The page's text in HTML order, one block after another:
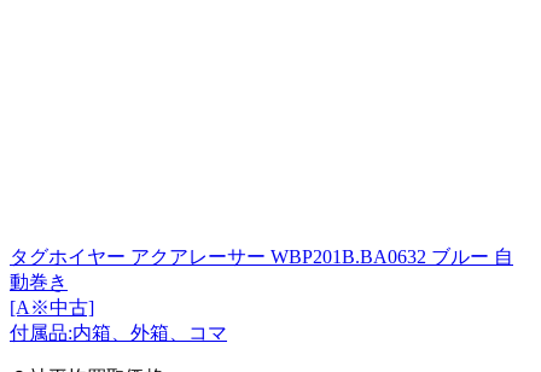
タグホイヤー アクアレーサー WBP201B.BA0632 ブルー 自
動巻き
[A※中古]
付属品:内箱、外箱、コマ